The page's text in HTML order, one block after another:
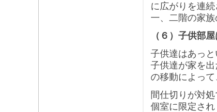
に広がりを連
一、二階の家
（６）子供部
子供達はあっ
子供達が家を
の移動によって
間仕切りが対
個室に限定され